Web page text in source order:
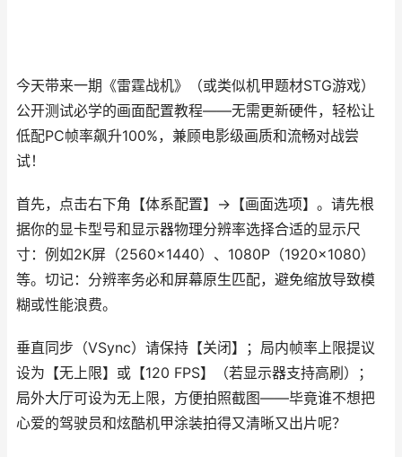
今天带来一期《雷霆战机》（或类似机甲题材STG游戏）
公开测试必学的画面配置教程——无需更新硬件，轻松让
低配PC帧率飙升100%，兼顾电影级画质和流畅对战尝
试！
首先，点击右下角【体系配置】→【画面选项】。请先根
据你的显卡型号和显示器物理分辨率选择合适的显示尺
寸：例如2K屏（2560×1440）、1080P（1920×1080）
等。切记：分辨率务必和屏幕原生匹配，避免缩放导致模
糊或性能浪费。
垂直同步（VSync）请保持【关闭】；局内帧率上限提议
设为【无上限】或【120 FPS】（若显示器支持高刷）；
局外大厅可设为无上限，方便拍照截图——毕竟谁不想把
心爱的驾驶员和炫酷机甲涂装拍得又清晰又出片呢？